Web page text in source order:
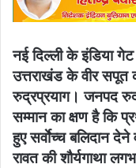
नई दिल्ली के इंडिया
उत्तराखंड के वीर सपूत
रुद्रप्रयाग। जनपद
सम्मान का क्षण है कि
हुए सर्वाेच्च बलिदान
रावत की शौर्यगाथा